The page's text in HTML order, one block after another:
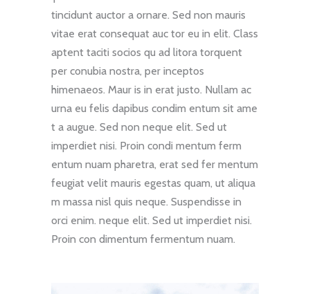
tincidunt auctor a ornare. Sed non mauris
vitae erat consequat auc tor eu in elit. Class
aptent taciti socios qu ad litora torquent
per conubia nostra, per inceptos
himenaeos. Maur is in erat justo. Nullam ac
urna eu felis dapibus condim entum sit ame
t a augue. Sed non neque elit. Sed ut
imperdiet nisi. Proin condi mentum ferm
entum nuam pharetra, erat sed fer mentum
feugiat velit mauris egestas quam, ut aliqua
m massa nisl quis neque. Suspendisse in
orci enim. neque elit. Sed ut imperdiet nisi.
Proin con dimentum fermentum nuam.